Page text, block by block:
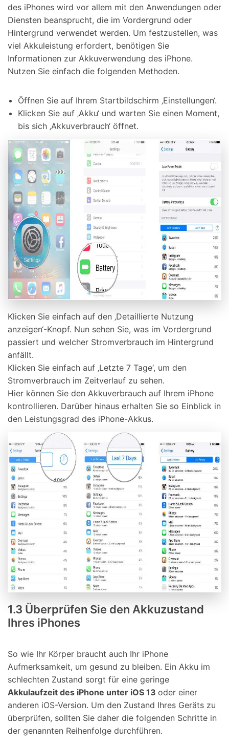
des iPhones wird vor allem mit den Anwendungen oder
Diensten beansprucht, die im Vordergrund oder
Hintergrund verwendet werden. Um festzustellen, was
viel Akkuleistung erfordert, benötigen Sie
Informationen zur Akkuverwendung des iPhone.
Nutzen Sie einfach die folgenden Methoden.
Öffnen Sie auf Ihrem Startbildschirm ‚Einstellungen‘.
Klicken Sie auf ‚Akku‘ und warten Sie einen Moment,
bis sich ‚Akkuverbrauch‘ öffnet.
Klicken Sie einfach auf den ‚Detaillierte Nutzung
anzeigen‘-Knopf. Nun sehen Sie, was im Vordergrund
passiert und welcher Stromverbrauch im Hintergrund
anfällt.
Klicken Sie einfach auf ‚Letzte 7 Tage‘, um den
Stromverbrauch im Zeitverlauf zu sehen.
Hier können Sie den Akkuverbrauch auf Ihrem iPhone
kontrollieren. Darüber hinaus erhalten Sie so Einblick in
den Leistungsgrad des iPhone-Akkus.
1.3 Überprüfen Sie den Akkuzustand
Ihres iPhones
So wie Ihr Körper braucht auch Ihr iPhone
Aufmerksamkeit, um gesund zu bleiben. Ein Akku im
schlechten Zustand sorgt für eine geringe
Akkulaufzeit des iPhone unter iOS 13 oder einer
anderen iOS-Version. Um den Zustand Ihres Geräts zu
überprüfen, sollten Sie daher die folgenden Schritte in
der genannten Reihenfolge durchführen.